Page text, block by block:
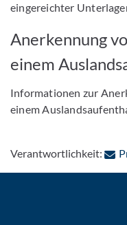
eingereichter
Anerkennung
einem
Informationen zur
einem
Verantwortlichkeit: